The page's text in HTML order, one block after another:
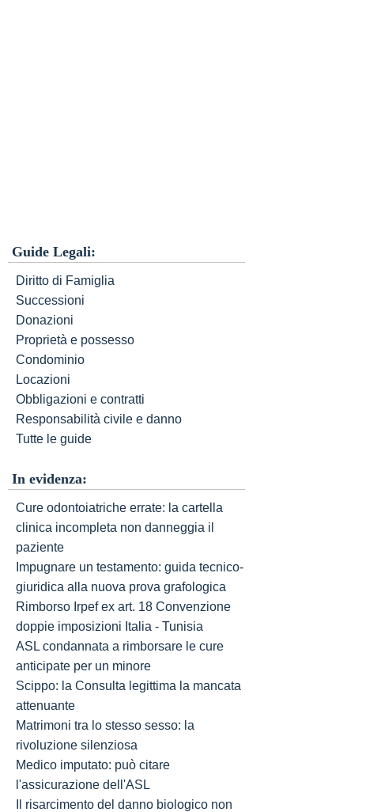
Guide Legali:
Diritto di Famiglia
Successioni
Donazioni
Proprietà e possesso
Condominio
Locazioni
Obbligazioni e contratti
Responsabilità civile e danno
Tutte le guide
In evidenza:
Cure odontoiatriche errate: la cartella
clinica incompleta non danneggia il
paziente
Impugnare un testamento: guida tecnico-
giuridica alla nuova prova grafologica
Rimborso Irpef ex art. 18 Convenzione
doppie imposizioni Italia - Tunisia
ASL condannata a rimborsare le cure
anticipate per un minore
Scippo: la Consulta legittima la mancata
attenuante
Matrimoni tra lo stesso sesso: la
rivoluzione silenziosa
Medico imputato: può citare
l'assicurazione dell'ASL
Il risarcimento del danno biologico non